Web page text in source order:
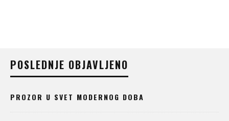
POSLEDNJE OBJAVLJENO
PROZOR U SVET MODERNOG DOBA